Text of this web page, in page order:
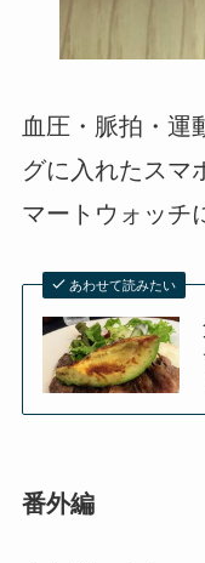
血圧・脈拍・運
グに入れたスマ
マートウォッチ
あわせて読みたい
番外編